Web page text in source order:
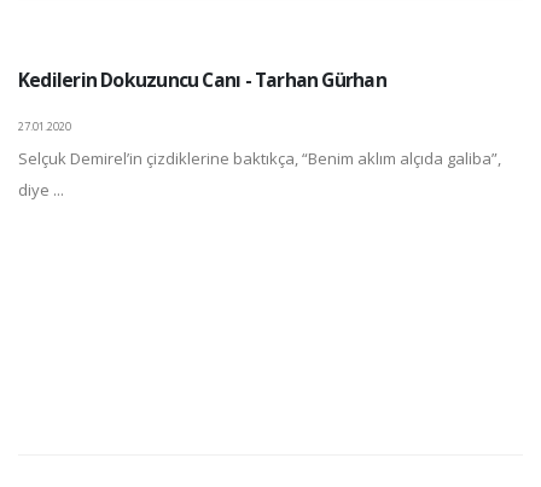
Kedilerin Dokuzuncu Canı - Tarhan Gürhan
27.01.2020
Selçuk Demirel’in çizdiklerine baktıkça, “Benim aklım alçıda galiba”,
diye ...